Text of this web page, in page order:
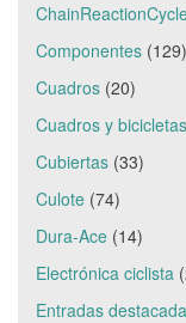
Componentes (129)
Cuadros (20)
Cuadros y
Cubiertas (33)
Culote (74)
Dura-Ace (14)
Electrónica ciclista
Entradas